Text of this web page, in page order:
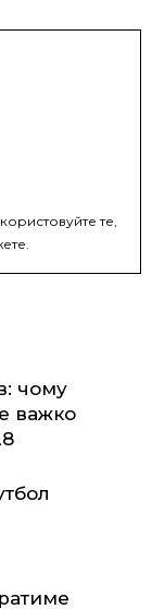
те,
чому
важко